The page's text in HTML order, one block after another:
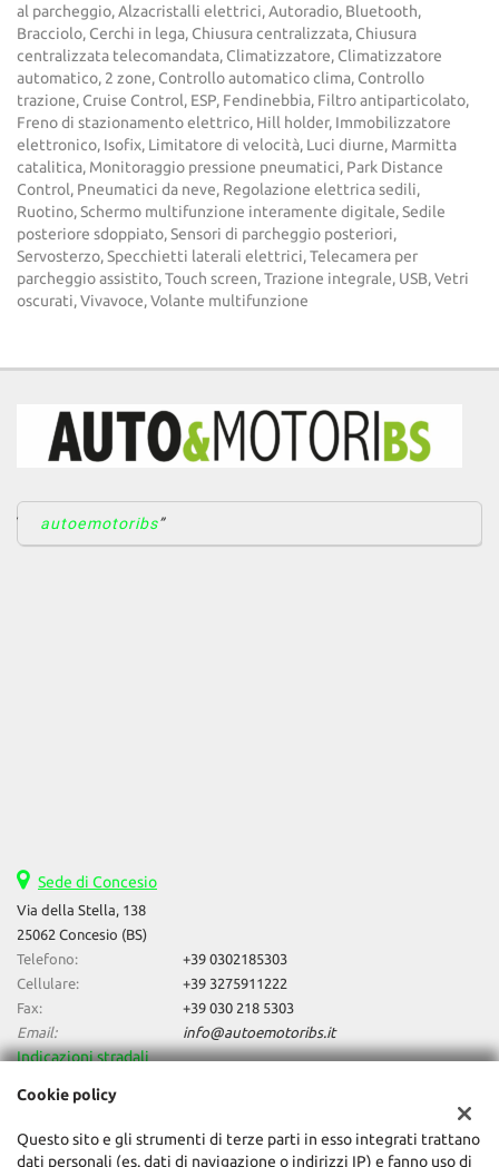
al parcheggio, Alzacristalli elettrici, Autoradio, Bluetooth,
Bracciolo, Cerchi in lega, Chiusura centralizzata, Chiusura
centralizzata telecomandata, Climatizzatore, Climatizzatore
automatico, 2 zone, Controllo automatico clima, Controllo
trazione, Cruise Control, ESP, Fendinebbia, Filtro antiparticolato,
Freno di stazionamento elettrico, Hill holder, Immobilizzatore
elettronico, Isofix, Limitatore di velocità, Luci diurne, Marmitta
catalitica, Monitoraggio pressione pneumatici, Park Distance
Control, Pneumatici da neve, Regolazione elettrica sedili,
Ruotino, Schermo multifunzione interamente digitale, Sedile
posteriore sdoppiato, Sensori di parcheggio posteriori,
Servosterzo, Specchietti laterali elettrici, Telecamera per
parcheggio assistito, Touch screen, Trazione integrale, USB, Vetri
oscurati, Vivavoce, Volante multifunzione
autoemotoribs
Sede di Concesio
Via della Stella, 138
25062 Concesio (BS)
Telefono:
+39 0302185303
Cellulare:
+39 3275911222
Fax:
+39 030 218 5303
Email:
info@autoemotoribs.it
Indicazioni stradali
Dati fiscali:
Auto & Motori Di Daniele Bagozzi
Cookie policy
Questo sito e gli strumenti di terze parti in esso integrati trattano
dati personali (es. dati di navigazione o indirizzi IP) e fanno uso di